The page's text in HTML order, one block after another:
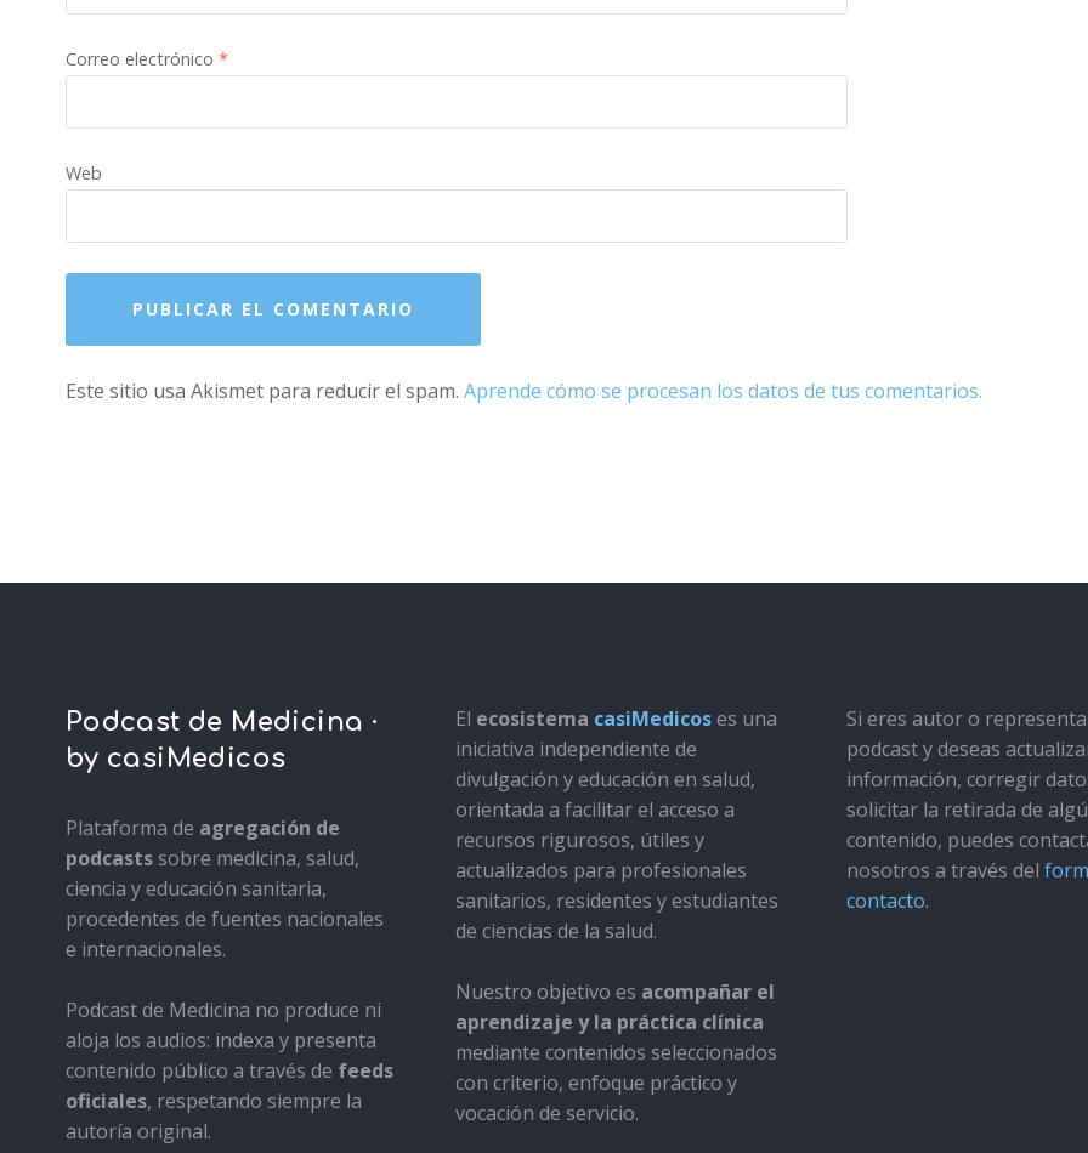
Correo electrónico *
Web
Este sitio usa Akismet para reducir el spam. Aprende cómo se procesan los datos de tus comentarios.
Podcast de Medicina ·
by casiMedicos
Plataforma de agregación de
podcastssobre medicina, salud,
ciencia y educación sanitaria,
procedentes de fuentes nacionales
e internacionales.
Podcast de Medicina no produce ni
aloja los audios: indexa y presenta
contenido público a través de feeds
oficiales, respetando siempre la
autoría original.
El ecosistema casiMedicoses una
iniciativa independiente de
divulgación y educación en salud,
orientada a facilitar el acceso a
recursos rigurosos, útiles y
actualizados para profesionales
sanitarios, residentes y estudiantes
de ciencias de la salud.
Nuestro objetivo es acompañar el
aprendizaje y la práctica clínica
mediante contenidos seleccionados
con criterio, enfoque práctico y
vocación de servicio.
Si eres autor o
podcast y deseas
información, corregir
solicitar la retirada de
contenido, puedes
nosotros a través del
contacto.